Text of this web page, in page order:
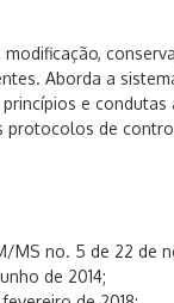
Aborda a
e
protocolos de
MS no. 5 de 22 de
de 2014;